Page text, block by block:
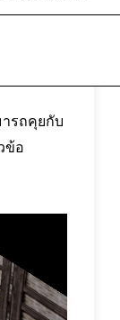
รถคุยกับ
ข้อ